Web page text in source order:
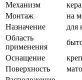
Механизм
Монтаж
на
Назначение
для
Область
применения
Оснащение
Поверхность